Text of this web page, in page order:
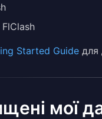
Started Guide для
мої